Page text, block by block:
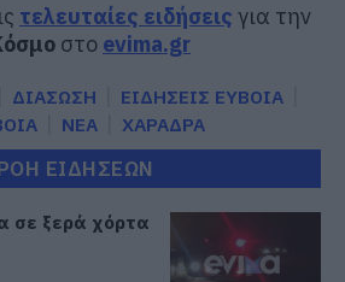
τελευταίες ειδήσεις για την
στο evima.gr
ΔΙΑΣΩΣΗ
ΕΙΔΗΣΕΙΣ ΕΥΒΟΙΑ
ΝΕΑ ΧΑΡΑΔΡΑ
ΕΙΔΗΣΕΩΝ
σε ξερά χόρτα